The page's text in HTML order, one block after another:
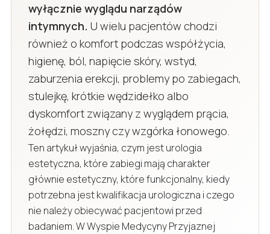
wyłącznie wyglądu narządów
intymnych. U wielu pacjentów chodzi
również o komfort podczas współżycia,
higienę, ból, napięcie skóry, wstyd,
zaburzenia erekcji, problemy po zabiegach,
stulejkę, krótkie wędzidełko albo
dyskomfort związany z wyglądem prącia,
żołędzi, moszny czy wzgórka łonowego.
Ten artykuł wyjaśnia, czym jest urologia
estetyczna, które zabiegi mają charakter
głównie estetyczny, które funkcjonalny, kiedy
potrzebna jest kwalifikacja urologiczna i czego
nie należy obiecywać pacjentowi przed
badaniem. W Wyspie Medycyny Przyjaznej